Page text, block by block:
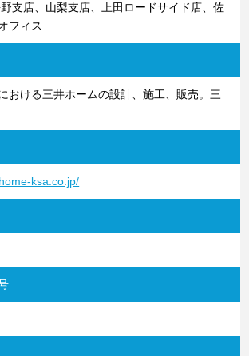
支店、山梨支店、上田ロードサイド店、佐
フィス
おける三井ホームの設計、施工、販売。三
ksa.co.jp/